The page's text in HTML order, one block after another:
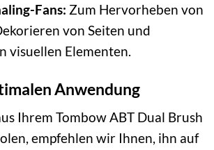
Fans: Zum Hervorheben von
von Seiten und
visuellen Elementen.
Anwendung
Ihrem Tombow ABT Dual Brush
empfehlen wir Ihnen, ihn auf